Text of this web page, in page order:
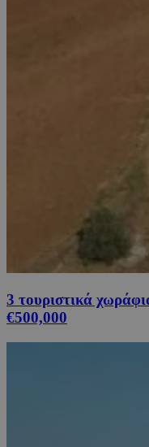
3 τουριστικά
€500,000